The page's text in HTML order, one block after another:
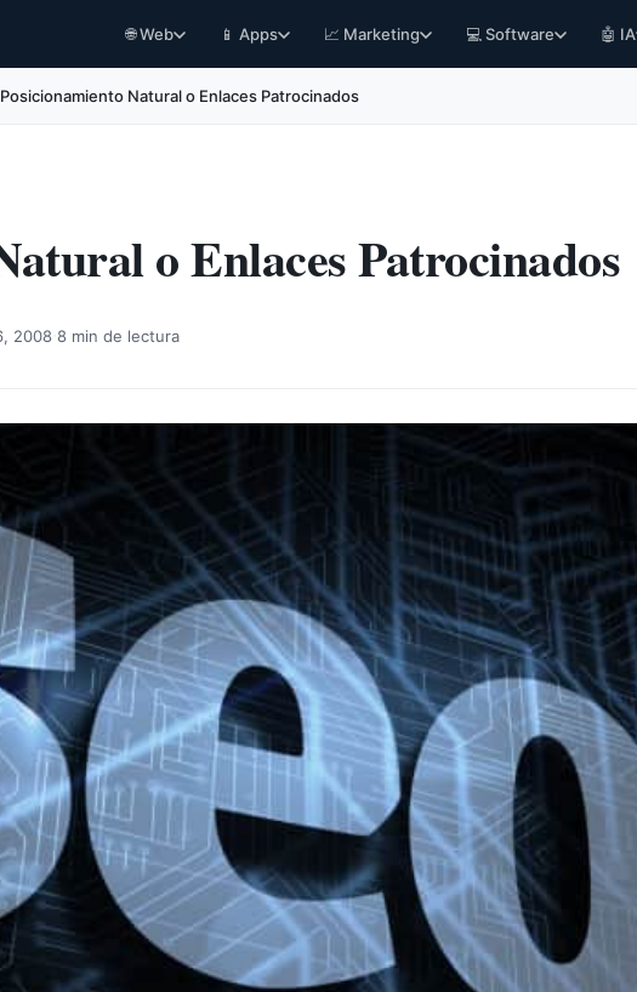
🌐 Web 📱 Apps 📈 Marketing 💻 Software 🤖 IA
Posicionamiento Natural o Enlaces Patrocinados
o Enlaces Patrocinados
2008 8 min de lectura